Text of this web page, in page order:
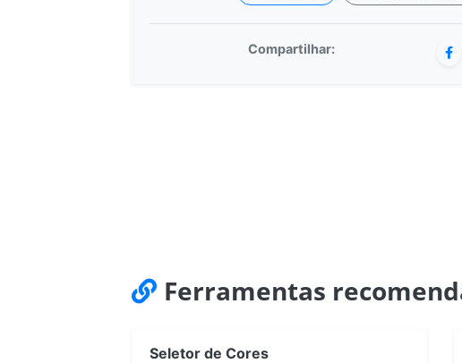
Compartilhar:
Ferramentas
Seletor de Cores